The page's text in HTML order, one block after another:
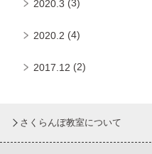
2020.3 (3)
2020.2 (4)
2017.12 (2)
さくらんぼ教室について